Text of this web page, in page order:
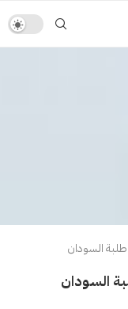
السودان
السودان